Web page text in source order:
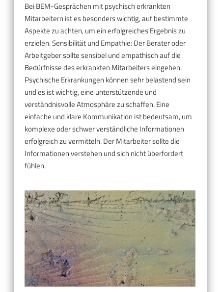
Bei BEM-Gesprächen mit psychisch erkrankten
Mitarbeitern ist es besonders wichtig, auf bestimmte
Aspekte zu achten, um ein erfolgreiches Ergebnis zu
erzielen. Sensibilität und Empathie: Der Berater oder
Arbeitgeber sollte sensibel und empathisch auf die
Bedürfnisse des erkrankten Mitarbeiters eingehen.
Psychische Erkrankungen können sehr belastend sein
und es ist wichtig, eine unterstützende und
verständnisvolle Atmosphäre zu schaffen. Eine
einfache und klare Kommunikation ist bedeutsam, um
komplexe oder schwer verständliche Informationen
erfolgreich zu vermitteln. Der Mitarbeiter sollte die
Informationen verstehen und sich nicht überfordert
fühlen.